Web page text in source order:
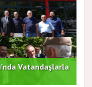
Vatandaşlarla